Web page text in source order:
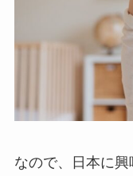
なので、日本に興